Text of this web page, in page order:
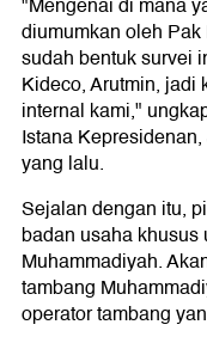
"Mengenai di mana
diumumkan oleh
sudah bentuk survei
Kideco, Arutmin, jadi
internal kami,"
Istana
yang lalu.
Sejalan dengan itu,
badan usaha
Muhammadiyah.
tambang
operator tambang